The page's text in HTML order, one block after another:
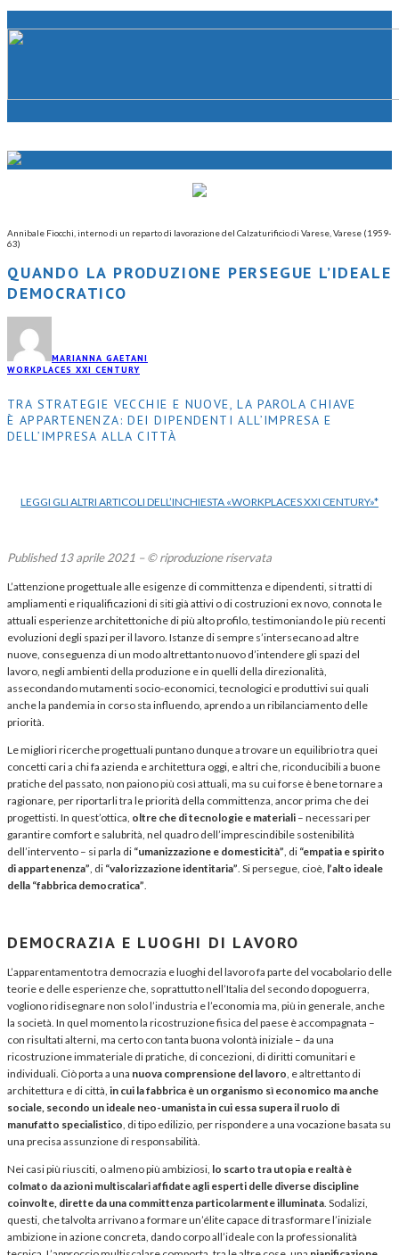
Annibale Fiocchi, interno di un reparto di lavorazione del Calzaturificio di Varese, Varese (1959-
63)
QUANDO LA PRODUZIONE PERSEGUE L’IDEALE
DEMOCRATICO
MARIANNA GAETANI
WORKPLACES XXI CENTURY
TRA STRATEGIE VECCHIE E NUOVE, LA PAROLA CHIAVE
È APPARTENENZA: DEI DIPENDENTI ALL’IMPRESA E
DELL’IMPRESA ALLA CITTÀ
LEGGI GLI ALTRI ARTICOLI DELL’INCHIESTA «WORKPLACES XXI CENTURY»*
Published 13 aprile 2021 – © riproduzione riservata
L’attenzione progettuale alle esigenze di committenza e dipendenti, si tratti di
ampliamenti e riqualificazioni di siti già attivi o di costruzioni ex novo, connota le
attuali esperienze architettoniche di più alto profilo, testimoniando le più recenti
evoluzioni degli spazi per il lavoro. Istanze di sempre s’intersecano ad altre
nuove, conseguenza di un modo altrettanto nuovo d’intendere gli spazi del
lavoro, negli ambienti della produzione e in quelli della direzionalità,
assecondando mutamenti socio-economici, tecnologici e produttivi sui quali
anche la pandemia in corso sta influendo, aprendo a un ribilanciamento delle
priorità.
Le migliori ricerche progettuali puntano dunque a trovare un equilibrio tra quei
concetti cari a chi fa azienda e architettura oggi, e altri che, riconducibili a buone
pratiche del passato, non paiono più così attuali, ma su cui forse è bene tornare a
ragionare, per riportarli tra le priorità della committenza, ancor prima che dei
progettisti. In quest’ottica, oltre che di tecnologie e materiali – necessari per
garantire comfort e salubrità, nel quadro dell’imprescindibile sostenibilità
dell’intervento – si parla di “umanizzazione e domesticità” , di “empatia e spirito
di appartenenza” , di “valorizzazione identitaria” . Si persegue, cioè, l’alto ideale
della “fabbrica democratica”
DEMOCRAZIA E LUOGHI DI LAVORO
L’apparentamento tra democrazia e luoghi del lavoro fa parte del vocabolario delle
teorie e delle esperienze che, soprattutto nell’Italia del secondo dopoguerra,
vogliono ridisegnare non solo l’industria e l’economia ma, più in generale, anche
la società. In quel momento la ricostruzione fisica del paese è accompagnata –
con risultati alterni, ma certo con tanta buona volontà iniziale – da una
ricostruzione immateriale di pratiche, di concezioni, di diritti comunitari e
individuali. Ciò porta a una nuova comprensione del lavoro , e altrettanto di
architettura e di città, in cui la fabbrica è un organismo sì economico ma anche
sociale, secondo un ideale neo-umanista in cui essa supera il ruolo di
manufatto specialistico , di tipo edilizio, per rispondere a una vocazione basata su
una precisa assunzione di responsabilità.
Nei casi più riusciti, o almeno più ambiziosi, lo scarto tra utopia e realtà è
colmato da azioni multiscalari affidate agli esperti delle diverse discipline
coinvolte, dirette da una committenza particolarmente illuminata . Sodalizi,
questi, che talvolta arrivano a formare un’élite capace di trasformare l’iniziale
ambizione in azione concreta, dando corpo all’ideale con la professionalità